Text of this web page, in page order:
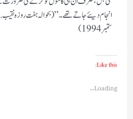
ستمبر 1994)
Like this:
Loading...